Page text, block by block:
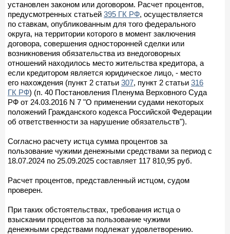
установлен законом или договором. Расчет процентов,
предусмотренных статьей 395 ГК РФ, осуществляется
по ставкам, опубликованным для того федерального
округа, на территории которого в момент заключения
договора, совершения односторонней сделки или
возникновения обязательства из внедоговорных
отношений находилось место жительства кредитора, а
если кредитором является юридическое лицо, - место
его нахождения (пункт 2 статьи 307, пункт 2 статьи 316
ГК РФ) (п. 40 Постановления Пленума Верховного Суда
РФ от 24.03.2016 N 7 "О применении судами некоторых
положений Гражданского кодекса Российской Федерации
об ответственности за нарушение обязательств").
Согласно расчету истца сумма процентов за
пользование чужими денежными средствами за период с
18.07.2024 по 25.09.2025 составляет 117 810,95 руб.
Расчет процентов, представленный истцом, судом
проверен.
При таких обстоятельствах, требования истца о
взыскании процентов за пользование чужими
денежными средствами подлежат удовлетворению.